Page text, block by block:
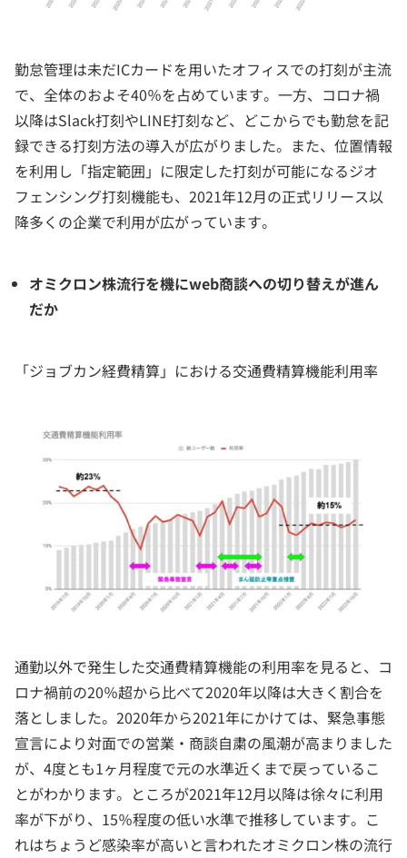
勤怠管理は未だICカードを用いたオフィスでの打刻が主流
で、全体のおよそ40％を占めています。一方、コロナ禍
以降はSlack打刻やLINE打刻など、どこからでも勤怠を記
録できる打刻方法の導入が広がりました。また、位置情報
を利用し「指定範囲」に限定した打刻が可能になるジオ
フェンシング打刻機能も、2021年12月の正式リリース以
降多くの企業で利用が広がっています。
オミクロン株流行を機にweb商談への切り替えが進ん
だか
「ジョブカン経費精算」における交通費精算機能利用率
通勤以外で発生した交通費精算機能の利用率を見ると、コ
ロナ禍前の20％超から比べて2020年以降は大きく割合を
落としました。2020年から2021年にかけては、緊急事態
宣言により対面での営業・商談自粛の風潮が高まりました
が、4度とも1ヶ月程度で元の水準近くまで戻っているこ
とがわかります。ところが2021年12月以降は徐々に利用
率が下がり、15％程度の低い水準で推移しています。こ
れはちょうど感染率が高いと言われたオミクロン株の流行